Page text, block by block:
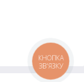
КНОПКА
ЗВ'ЯЗКУ